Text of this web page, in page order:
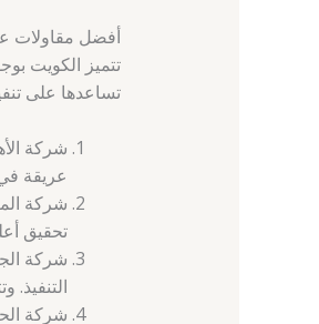
أفضل مقاولات
تتميز الكويت
تساعدها على
شركة
عريقة
شركة
تحقيق
شركة
التنفيذ.
شركة